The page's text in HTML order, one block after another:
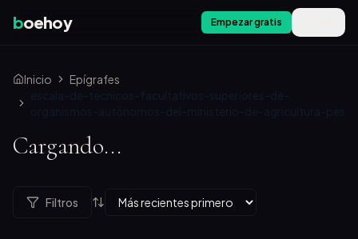
boehoy Empezar gratis
Inicio
Epígrafes
escala-de-técnicos-facultativos-superiores-de-
organismos-autónomos-del-ministerio-de-agricultura-pes
Cargando...
Filtros